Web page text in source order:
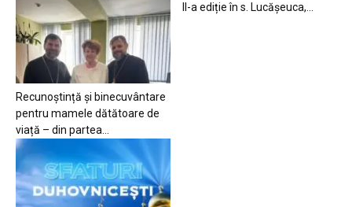
Recunoștință și binecuvântare
pentru mamele dătătoare de
viață – din partea...
II-a ediție în s. Lucășeuca,...